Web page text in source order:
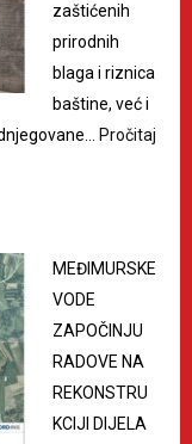
zaštićenih
prirodnih
blaga i riznica
baštine, već i
Pročitaj
MEĐIMURSKE
VODE
ZAPOČINJU
RADOVE NA
REKONSTRU
KCIJI DIJELA